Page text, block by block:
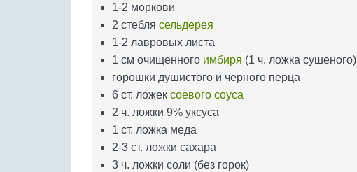
1-2 моркови
2 стебля сельдерея
1-2 лавровых листа
1 см очищенного имбиря (1 ч. ложка сушеного)
горошки душистого и черного перца
6 ст. ложек соевого соуса
2 ч. ложки 9% уксуса
1 ст. ложка меда
2-3 ст. ложки сахара
3 ч. ложки соли (без горок)